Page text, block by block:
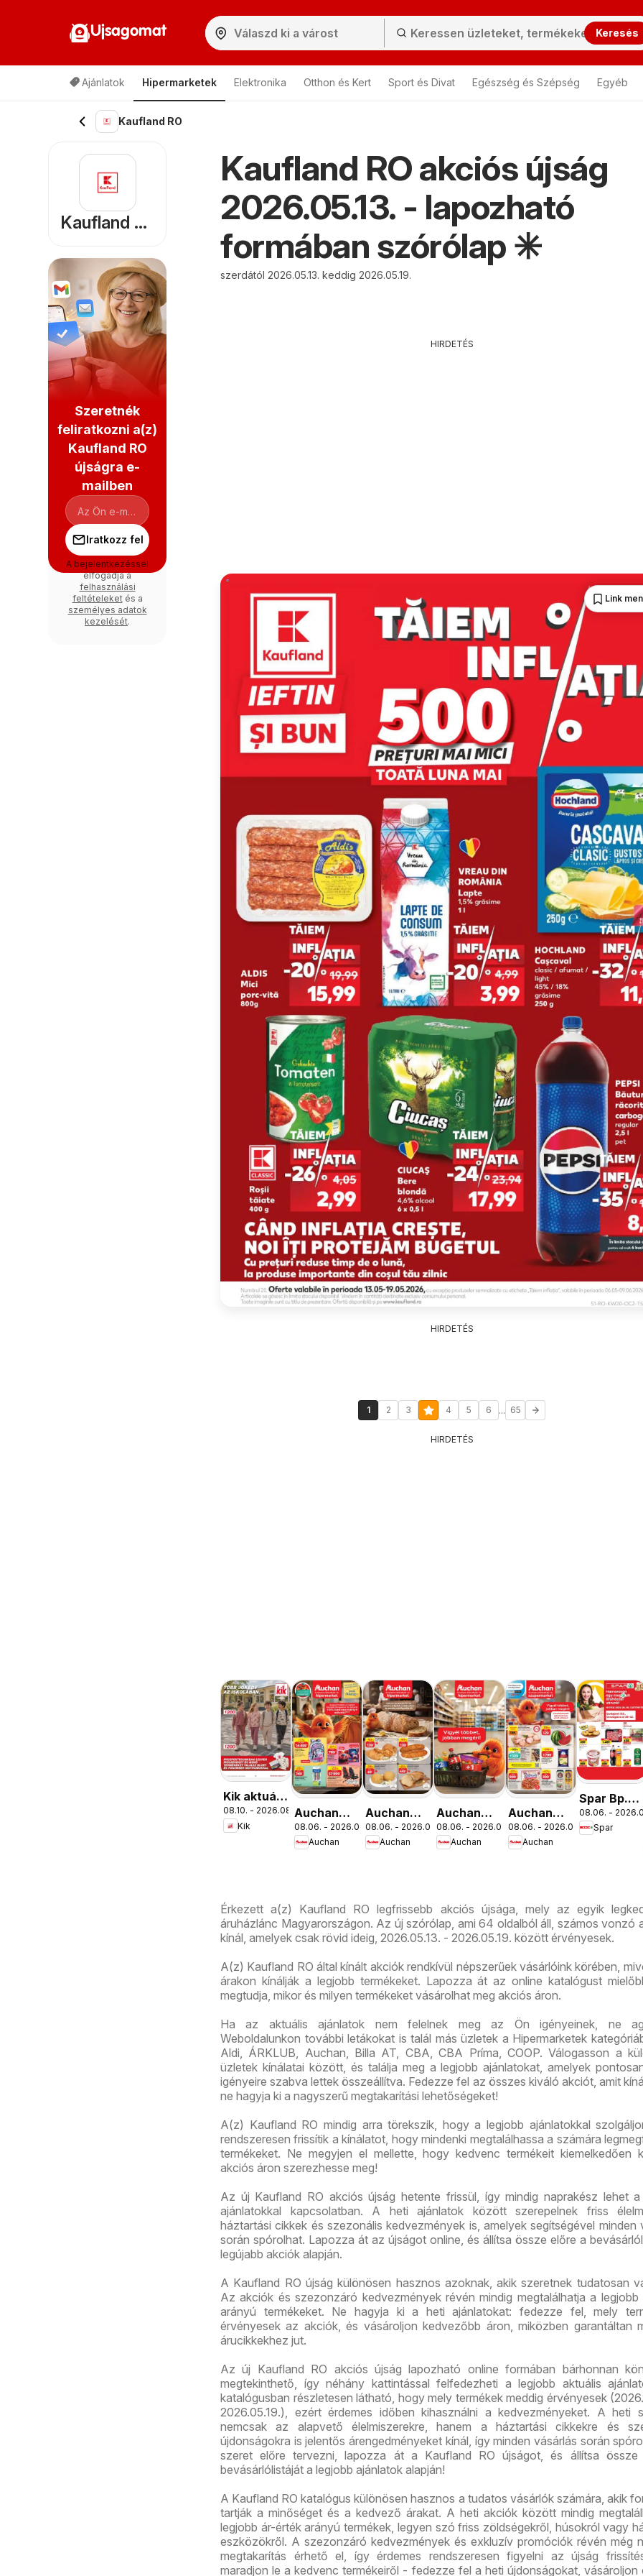
Ujsagomat Keresés
Ajánlatok Hipermarketek Elektronika Otthon és Kert Sport és Divat Egészség és Szépség Egyéb
Kaufland RO
Kaufland RO akciós újság
2026.05.13. - lapozható
formában szórólap ✳️
szerdától 2026.05.13. keddig 2026.05.19.
HIRDETÉS
Link
HIRDETÉS
1 2 3 4 5 6 ... 65
HIRDETÉS
Kik aktuális
akciós
újság
08.10. - 2026.08.16.
Kik
Auchan
Iskolakezdés
ajánlatok
08.06. - 2026.08.19.
Auchan
Auchan
Pékség
ajánlataink
08.06. - 2026.08.12.
Auchan
Auchan
Mennyiségi
kedvezmény
08.06. - 2026.08.19.
Auchan
Auchan
Szupermarket
akciós
08.06. - 2026.08.12.
Auchan
Spar Bp.
XIII.
Országbíró
08.06. -
Spar
Érkezett a(z) Kaufland RO legfrissebb akciós újsága, mely az egyik
áruházlánc Magyarországon. Az új szórólap, ami 64 oldalból áll, számos vonzó
kínál, amelyek csak rövid ideig, 2026.05.13. - 2026.05.19. között érvényesek.
A(z) Kaufland RO által kínált akciók rendkívül népszerűek vásárlóink körében,
árakon kínálják a legjobb termékeket. Lapozza át az online katalógust
megtudja, mikor és milyen termékeket vásárolhat meg akciós áron.
Ha az aktuális ajánlatok nem felelnek meg az Ön igényeinek, ne
Weboldalunkon további letákokat is talál más üzletek a Hipermarketek
Aldi, ÁRKLUB, Auchan, Billa AT, CBA, CBA Príma, COOP. Válogasson a
üzletek kínálatai között, és találja meg a legjobb ajánlatokat, amelyek
igényeire szabva lettek összeállítva. Fedezze fel az összes kiváló akciót, amit
ne hagyja ki a nagyszerű megtakarítási lehetőségeket!
A(z) Kaufland RO mindig arra törekszik, hogy a legjobb ajánlatokkal
rendszeresen frissítik a kínálatot, hogy mindenki megtalálhassa a számára
termékeket. Ne megyjen el mellette, hogy kedvenc termékeit kiemelkedően
akciós áron szerezhesse meg!
Az új Kaufland RO akciós újság hetente frissül, így mindig naprakész lehet a
ajánlatokkal kapcsolatban. A heti ajánlatok között szerepelnek friss
háztartási cikkek és szezonális kedvezmények is, amelyek segítségével minden
során spórolhat. Lapozza át az újságot online, és állítsa össze előre a
legújabb akciók alapján.
A Kaufland RO újság különösen hasznos azoknak, akik szeretnek tudatosan
Az akciók és szezonzáró kedvezmények révén mindig megtalálhatja a legjobb
arányú termékeket. Ne hagyja ki a heti ajánlatokat: fedezze fel, mely
érvényesek az akciók, és vásároljon kedvezőbb áron, miközben garantáltan
árucikkekhez jut.
Az új Kaufland RO akciós újság lapozható online formában bárhonnan
megtekinthető, így néhány kattintással felfedezheti a legjobb aktuális
katalógusban részletesen látható, hogy mely termékek meddig érvényesek
2026.05.19.), ezért érdemes időben kihasználni a kedvezményeket. A heti
nemcsak az alapvető élelmiszerekre, hanem a háztartási cikkekre és
újdonságokra is jelentős árengedményeket kínál, így minden vásárlás során
szeret előre tervezni, lapozza át a Kaufland RO újságot, és állítsa
bevásárlólistáját a legjobb ajánlatok alapján!
A Kaufland RO katalógus különösen hasznos a tudatos vásárlók számára, akik
tartják a minőséget és a kedvező árakat. A heti akciók között mindig
legjobb ár-érték arányú termékek, legyen szó friss zöldségekről, húsokról vagy
eszközökről. A szezonzáró kedvezmények és exkluzív promóciók révén még
megtakarítás érhető el, így érdemes rendszeresen figyelni az újság
maradjon le a kedvenc termékeiről - fedezze fel a heti újdonságokat, vásároljon
Kaufland RO
Szeretnék
feliratkozni a(z)
Kaufland RO
újságra e-
mailben
Iratkozz fel
A bejelentkezéssel
elfogadja a
felhasználási
feltételeketés a
személyes adatok
kezelését.